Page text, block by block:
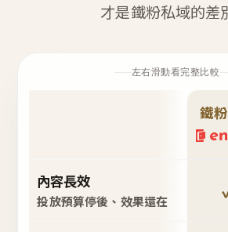
才是鐵粉私域的差
左右滑動看完整比較
鐵
內容長效
投放預算停後、效果還在